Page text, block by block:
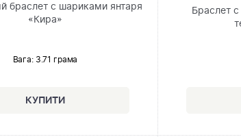
браслет с шариками янтаря
«Кира»
Вага: 3.71 грама
Браслет